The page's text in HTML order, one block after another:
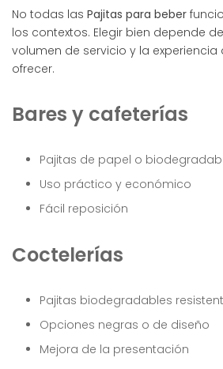
No todas las Pajitas para beber
los contextos. Elegir bien depende
volumen de servicio y la experiencia
ofrecer.
Bares y cafeterías
Pajitas de papel o
Uso práctico y económico
Fácil reposición
Coctelerías
Pajitas biodegradables
Opciones negras o de diseño
Mejora de la presentación